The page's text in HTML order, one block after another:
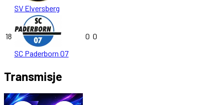
SV Elversberg
18
SC Paderborn 07
0 0
Transmisje